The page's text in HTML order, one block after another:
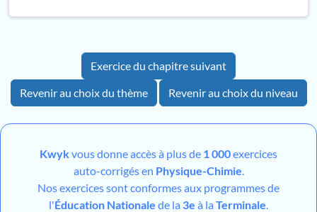
Exercice du chapitre suivant
Revenir au choix du thème
Revenir au choix du niveau
Kwykvous donne accès à plus de 1 000exercices
auto-corrigés en Physique-Chimie
Nos exercices sont conformes aux programmes de
l'Éducation Nationale de la 3e à la Terminale